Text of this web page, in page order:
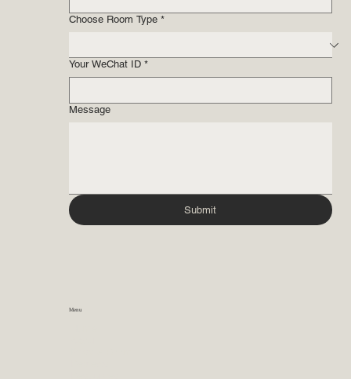
Choose Room Type *
Your WeChat ID *
Message
Submit
Menu